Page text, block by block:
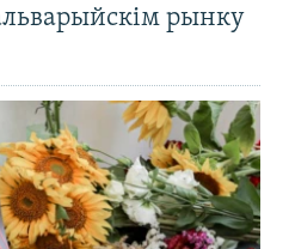
рынку